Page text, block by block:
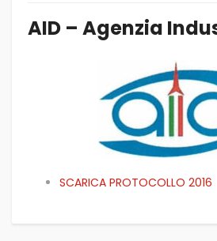
AID – Agenzia
SCARICA PROTOCOLLO 2016